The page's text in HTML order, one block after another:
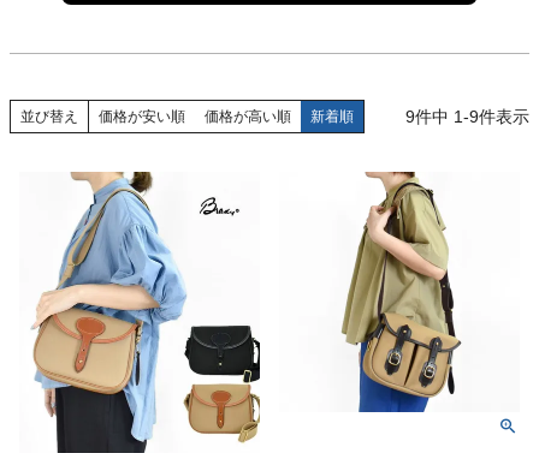
並び替え 価格が安い順 価格が高い順 新着順 9件中 1-9件表示